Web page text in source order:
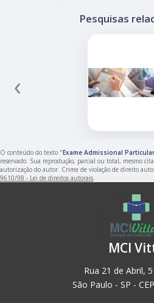
Pesquisas
‹
O conteúdo do texto "Exame Admissional
reservado. Sua reprodução, parcial ou total, mesmo
autorização do autor. Crime de violação de direito
9610/98 - Lei de direitos autorais
MCI
Rua 21 de Abril,
São Paulo - SP -